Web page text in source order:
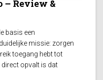
– Review &
basis een
missie: zorgen
toegang hebt tot
direct opvalt is dat